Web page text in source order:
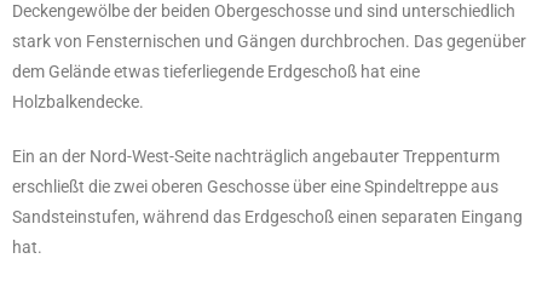
Deckengewölbe der beiden Obergeschosse und sind unterschiedlich
stark von Fensternischen und Gängen durchbrochen. Das gegenüber
dem Gelände etwas tieferliegende Erdgeschoß hat eine
Holzbalkendecke.
Ein an der Nord-West-Seite nachträglich angebauter Treppenturm
erschließt die zwei oberen Geschosse über eine Spindeltreppe aus
Sandsteinstufen, während das Erdgeschoß einen separaten Eingang
hat.